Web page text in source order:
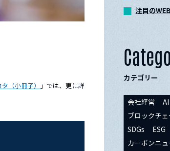
（小冊子）
」では、更に詳
注目の
カテゴリー
会社経営 AI
ブロックチェ
SDGs
ESG
カーボンニ